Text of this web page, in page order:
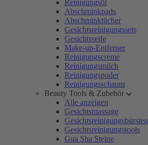
Reinigungsöl
Abschminkpads
Abschminktücher
Gesichtsreinigungssets
Gesichtsseife
Make-up-Entferner
Reinigungscreme
Reinigungsmilch
Reinigungspuder
Reinigungsschaum
Beauty Tools & Zubehör
Alle anzeigen
Gesichtsmassage
Gesichtsreinigungsbürsten
Gesichtsreinigungstools
Gua Sha Steine